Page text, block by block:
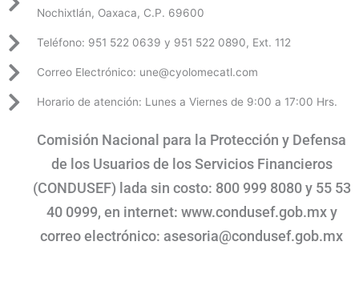
Nochixtlán, Oaxaca, C.P. 69600
Teléfono: 951 522 0639 y 951 522 0890, Ext. 112
Correo Electrónico: une@cyolomecatl.com
Horario de atención: Lunes a Viernes de 9:00 a 17:00 Hrs.
Comisión Nacional para la Protección y Defensa
de los Usuarios de los Servicios Financieros
(CONDUSEF) lada sin costo: 800 999 8080 y 55 53
40 0999, en internet: www.condusef.gob.mx y
correo electrónico: asesoria@condusef.gob.mx